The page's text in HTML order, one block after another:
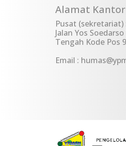
Alamat Kantor
Pusat (sekretariat)
Jalan Yos
Tengah Kode Pos
Email :